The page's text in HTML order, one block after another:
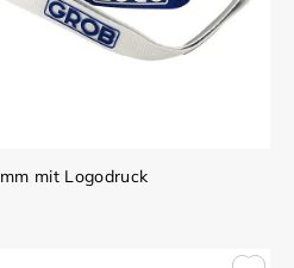
mit Logodruck